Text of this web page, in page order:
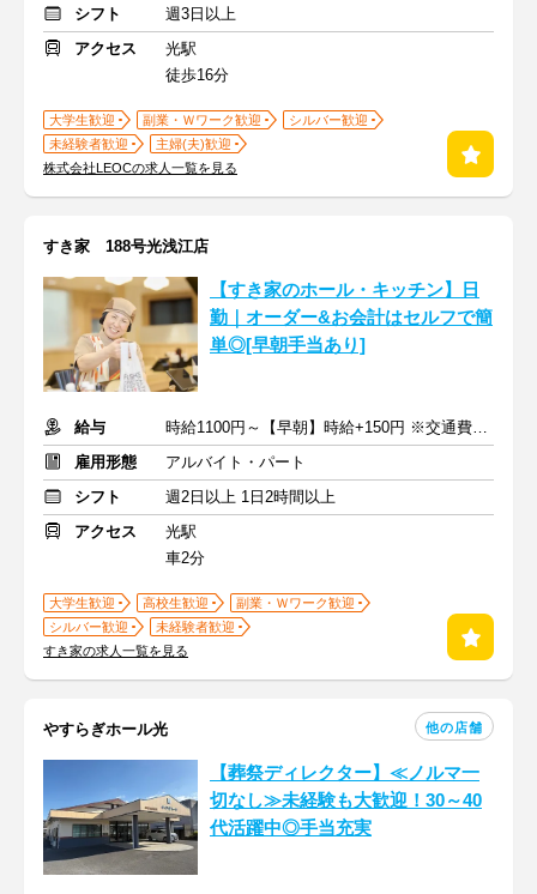
シフト
週3日以上
アクセス
光駅
徒歩16分
大学生歓迎 副業・Ｗワーク歓迎
シルバー歓迎
未経験者歓迎
主婦(夫)歓迎
株式会社LEOCの求人一覧を見る
すき家 188号光浅江店
【すき家のホール・キッチン】日
勤｜オーダー&お会計はセルフで簡
単◎[早朝手当あり]
給与
時給1100円～【早朝】時給+150円 ※交通費支給
雇用形態
アルバイト・パート
シフト
週2日以上 1日2時間以上
アクセス
光駅
車2分
大学生歓迎 高校生歓迎
副業・Ｗワーク歓迎
シルバー歓迎
未経験者歓迎
すき家の求人一覧を見る
やすらぎホール光 他の店舗
【葬祭ディレクター】≪ノルマ一
切なし≫未経験も大歓迎！30～40
代活躍中◎手当充実